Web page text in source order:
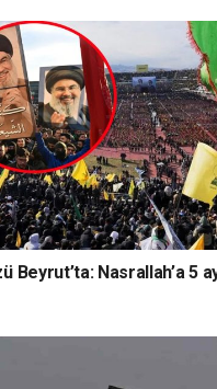
Beyrut’ta: Nasrallah’a 5